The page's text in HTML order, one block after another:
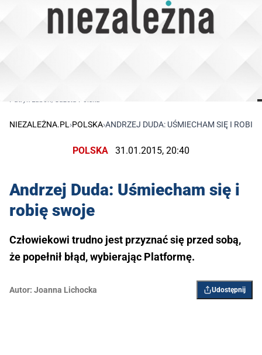
NIEZALEŻNA.PL ›POLSKA›ANDRZEJ DUDA: UŚMIECHAM SIĘ I ROBIĘ
POLSKA 31.01.2015, 20:40
Andrzej Duda: Uśmiecham się i
robię swoje
Człowiekowi trudno jest przyznać się przed sobą,
że popełnił błąd, wybierając Platformę.
Autor: Joanna Lichocka Udostępnij